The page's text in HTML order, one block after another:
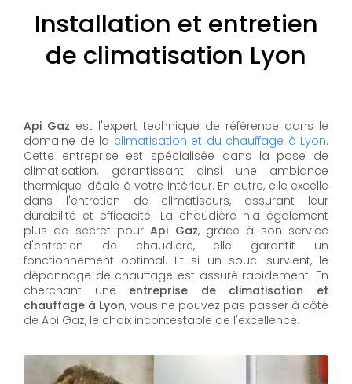
Installation et entretien
de climatisation Lyon
Api Gaz est l'expert technique de référence dans le
domaine de la climatisation et du chauffage à Lyon.
Cette entreprise est spécialisée dans la pose de
climatisation, garantissant ainsi une ambiance
thermique idéale à votre intérieur. En outre, elle excelle
dans l'entretien de climatiseurs, assurant leur
durabilité et efficacité. La chaudière n'a également
plus de secret pourApi Gaz, grâce à son service
d'entretien de chaudière, elle garantit un
fonctionnement optimal. Et si un souci survient, le
dépannage de chauffage est assuré rapidement. En
cherchant une entreprise de climatisation et
chauffage à Lyon, vous ne pouvez pas passer à côté
de Api Gaz, le choix incontestable de l'excellence.